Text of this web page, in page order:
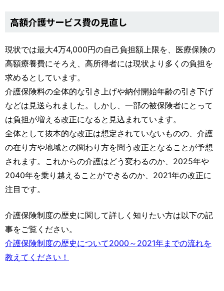
高額介護サービス費の見直し
現状では最大4万4,000円の自己負担額上限を、医療保険の
高額療養費にそろえ、高所得者には現状より多くの負担を
求めるとしています。
介護保険料の全体的な引き上げや納付開始年齢の引き下げ
などは見送られました。しかし、一部の被保険者にとって
は負担が増える改正になると見込まれています。
全体として抜本的な改正は想定されていないものの、介護
の在り方や地域との関わり方を問う改正となることが予想
されます。これからの介護はどう変わるのか、2025年や
2040年を乗り越えることができるのか、2021年の改正に
注目です。
介護保険制度の歴史に関して詳しく知りたい方は以下の記
事をご覧ください。
介護保険制度の歴史について2000～2021年までの流れを
教えてください！